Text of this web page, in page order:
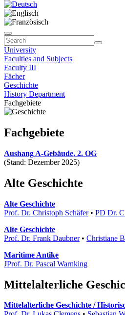
University
Faculties and Subjects
Faculty III
Fächer
Geschichte
History Department
Fachgebiete
Fachgebiete
Aushang A-Gebäude, 2. OG
(Stand: Dezember 2025)
Alte Geschichte
Alte Geschichte
Prof. Dr. Christoph Schäfer• PD Dr.
Alte Geschichte
Prof. Dr. Frank Daubner• Christiane
Maritime Antike
JProf. Dr. Pascal Warnking
Mittelalterliche
Mittelalterliche Geschichte /